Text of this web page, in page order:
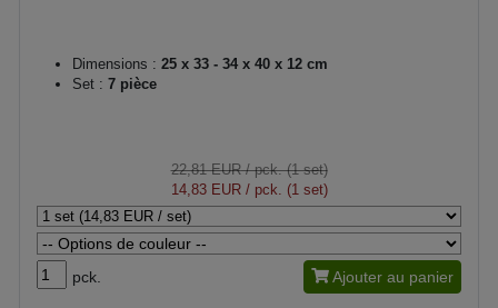
Dimensions : 25 x 33 - 34 x 40 x 12 cm
Set : 7 pièce
22,81 EUR/ pck. (1 set)
14,83 EUR/ pck. (1 set)
pck. Ajouter au panier